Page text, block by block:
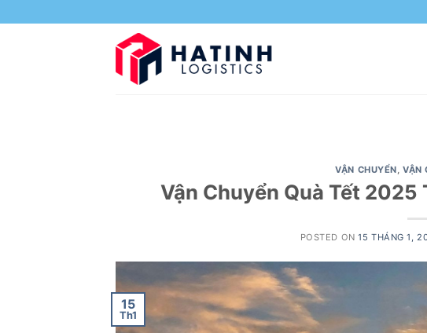
to
VẬN CHUYỂN,VẬN
Vận Chuyển Quà Tết
POSTED ON15 THÁNG 1,
15
Th1